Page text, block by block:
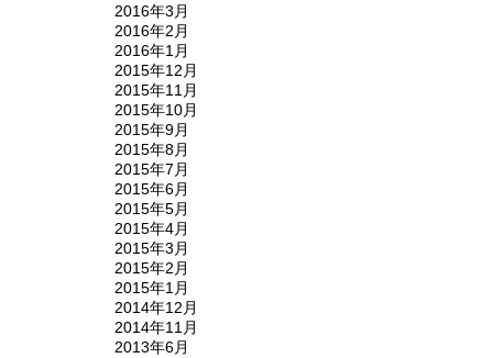
2016年3月
2016年2月
2016年1月
2015年12月
2015年11月
2015年10月
2015年9月
2015年8月
2015年7月
2015年6月
2015年5月
2015年4月
2015年3月
2015年2月
2015年1月
2014年12月
2014年11月
2013年6月